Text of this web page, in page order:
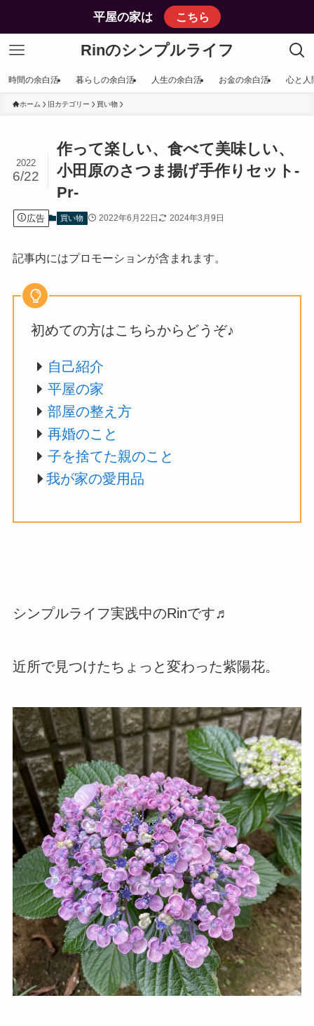
平屋の家は こちら
Rinのシンプルライフ
時間の余白活 暮らしの余白活 人生の余白活 お金の余白活 心と人
ホーム 旧カテゴリー 買い物
作って楽しい、食べて美味しい、
小田原のさつま揚げ手作りセット‐
Pr‐
2022
6/22
広告 買い物 2022年6月22日 2024年3月9日
記事内にはプロモーションが含まれます。
初めての方はこちらからどうぞ♪
自己紹介
平屋の家
部屋の整え方
再婚のこと
子を捨てた親のこと
我が家の愛用品
シンプルライフ実践中のRinです♬
近所で見つけたちょっと変わった紫陽花。